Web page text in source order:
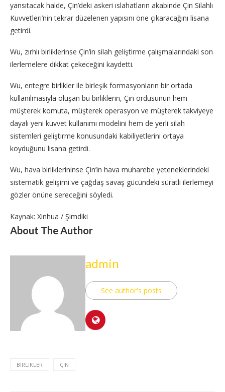
yansıtacak halde, Çin’deki askeri ıslahatların akabinde Çin Silahlı
Kuvvetleri’nin tekrar düzelenen yapısını öne çıkaracağını lisana
getirdi.
Wu, zırhlı birliklerinse Çin’in silah geliştirme çalışmalarındaki son
ilerlemelere dikkat çekeceğini kaydetti.
Wu, entegre birlikler ile birleşik formasyonların bir ortada
kullanılmasıyla oluşan bu birliklerin, Çin ordusunun hem
müşterek komuta, müşterek operasyon ve müşterek takviyeye
dayalı yeni kuvvet kullanımı modelini hem de yerli silah
sistemleri geliştirme konusundaki kabiliyetlerini ortaya
koyduğunu lisana getirdi.
Wu, hava birliklerininse Çin’in hava muharebe yeteneklerindeki
sistematik gelişimi ve çağdaş savaş gücündeki süratli ilerlemeyi
gözler önüne sereceğini söyledi.
Kaynak: Xinhua / Şimdiki
About The Author
admin
See author's posts
BIRLIKLER ÇIN